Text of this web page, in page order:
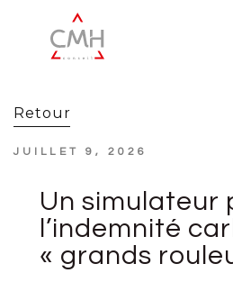
Retour
JUILLET 9, 2026
Un simulateur
l’indemnité
« grands